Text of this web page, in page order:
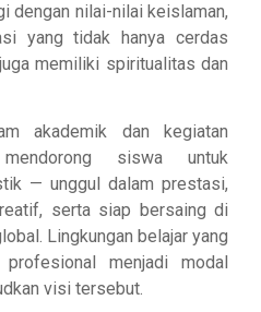
dengan nilai-nilai keislaman,
yang tidak hanya cerdas
memiliki spiritualitas dan
akademik dan kegiatan
siswa untuk
— unggul dalam prestasi,
serta siap bersaing di
Lingkungan belajar yang
menjadi modal
visi tersebut.